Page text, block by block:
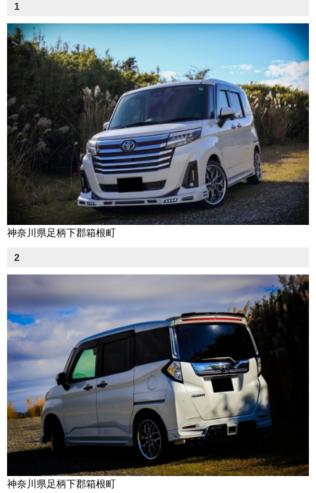
1
神奈川県足柄下郡箱根町
2
神奈川県足柄下郡箱根町